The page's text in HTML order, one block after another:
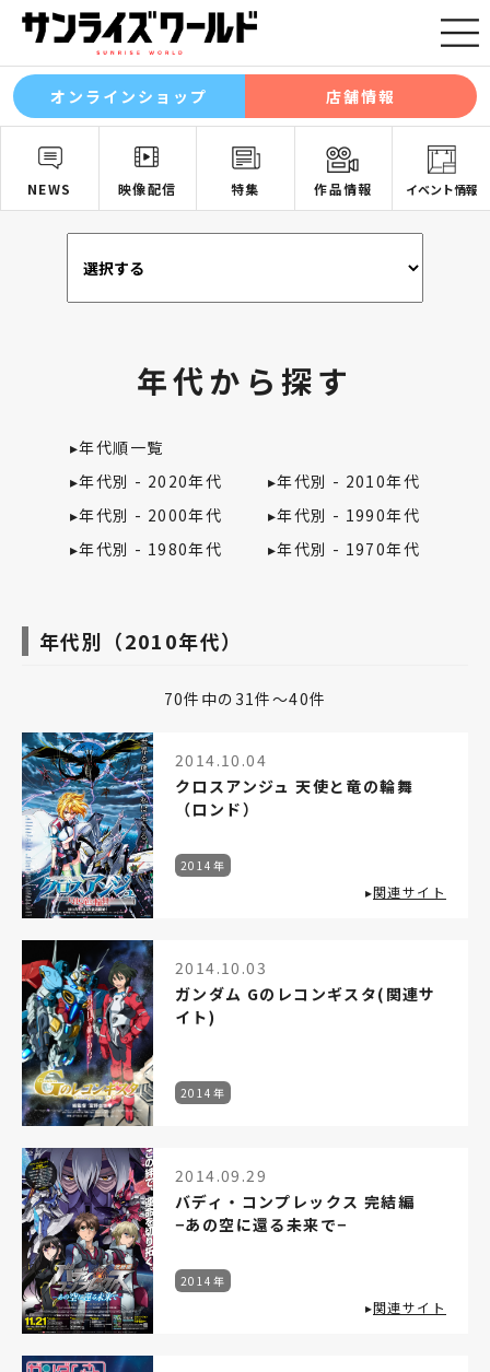
オンラインショップ 店舗情報
NEWS 映像配信 特集 作品情報 イベント情報
年代から探す
▸年代順一覧
▸年代別 - 2020年代 ▸年代別 - 2010年代
▸年代別 - 2000年代 ▸年代別 - 1990年代
▸年代別 - 1980年代 ▸年代別 - 1970年代
年代別（2010年代）
70件中の31件～40件
2014.10.04
クロスアンジュ 天使と竜の輪舞
（ロンド）
2014年
▸関連サイト
2014.10.03
ガンダム Gのレコンギスタ(関連サ
イト)
2014年
2014.09.29
バディ・コンプレックス 完結編
−あの空に還る未来で−
2014年
▸関連サイト